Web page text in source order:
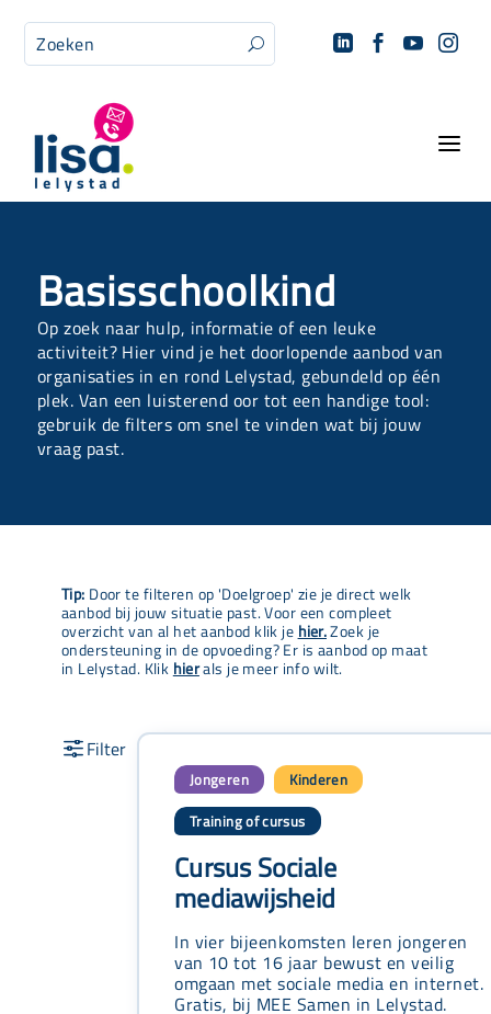
U    
a
Basisschoolkind
Op zoek naar hulp, informatie of een leuke
activiteit? Hier vind je het doorlopende aanbod van
organisaties in en rond Lelystad, gebundeld op één
plek. Van een luisterend oor tot een handige tool:
gebruik de filters om snel te vinden wat bij jouw
vraag past.
Tip: Door te filteren op 'Doelgroep' zie je direct welk
aanbod bij jouw situatie past. Voor een compleet
overzicht van al het aanbod klik je hier.Zoek je
ondersteuning in de opvoeding? Er is aanbod op maat
in Lelystad. Klik hierals je meer info wilt.
Jongeren ,
Kinderen
Training of cursus
Cursus Sociale
mediawijsheid
In vier bijeenkomsten leren jongeren
van 10 tot 16 jaar bewust en veilig
omgaan met sociale media en internet.
Gratis, bij MEE Samen in Lelystad.